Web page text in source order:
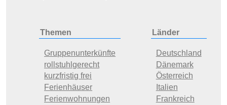
Themen
Gruppenunterkünfte
rollstuhlgerecht
kurzfristig frei
Ferienhäuser
Ferienwohnungen
Länder
Deutschland
Dänemark
Österreich
Italien
Frankreich